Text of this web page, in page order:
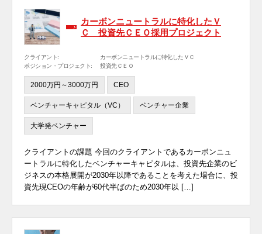
カーボンニュートラルに特化したＶ
Ｃ 投資先ＣＥＯ採用プロジェクト
クライアント:
カーボンニュートラルに特化したＶＣ
ポジション・プロジェクト:
投資先ＣＥＯ
2000万円～3000万円 CEO
ベンチャーキャピタル（VC） ベンチャー企業
大学発ベンチャー
クライアントの課題 今回のクライアントであるカーボンニュ
ートラルに特化したベンチャーキャピタルは、投資先企業のビ
ジネスの本格展開が2030年以降であることを考えた場合に、投
資先現CEOの年齢が60代半ばのため2030年以 […]